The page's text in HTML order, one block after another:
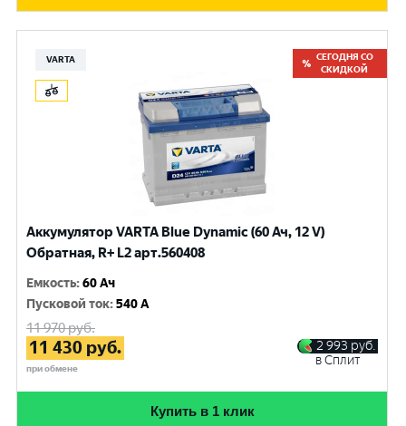
VARTA
СЕГОДНЯ СО
СКИДКОЙ
Аккумулятор VARTA Blue Dynamic (60 Ач, 12 V)
Обратная, R+ L2 арт.560408
Емкость:60 Ач
Пусковой ток:540 A
11 970руб.
11 430 руб.
при обмене
2 993 руб.
в Сплит
Купить в 1 клик